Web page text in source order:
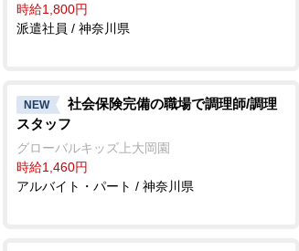
時給1,800円
派遣社員 / 神奈川県
NEW
社会保険完備の職場で調理師/調理
スタッフ
グローバルキッズ上大岡園
時給1,460円
アルバイト・パート / 神奈川県